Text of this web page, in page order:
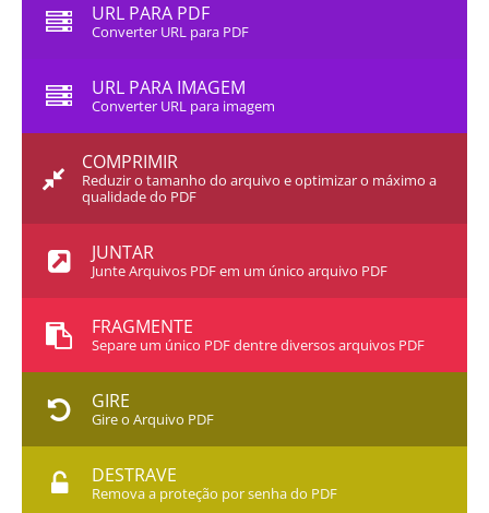
URL PARA PDF
Converter URL para PDF
URL PARA IMAGEM
Converter URL para imagem
COMPRIMIR
Reduzir o tamanho do arquivo e optimizar o máximo a
qualidade do PDF
JUNTAR
Junte Arquivos PDF em um único arquivo PDF
FRAGMENTE
Separe um único PDF dentre diversos arquivos PDF
GIRE
Gire o Arquivo PDF
DESTRAVE
Remova a proteção por senha do PDF